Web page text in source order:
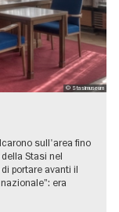
© Stasimuseum
sull'area fino
Stasi nel
portare avanti il
era